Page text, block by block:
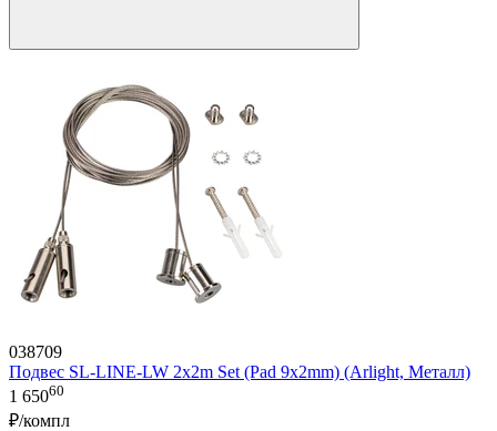
038709
Подвес SL-LINE-LW 2x2m Set (Pad 9x2mm) (Arlight, Металл)
1 65060
₽/компл